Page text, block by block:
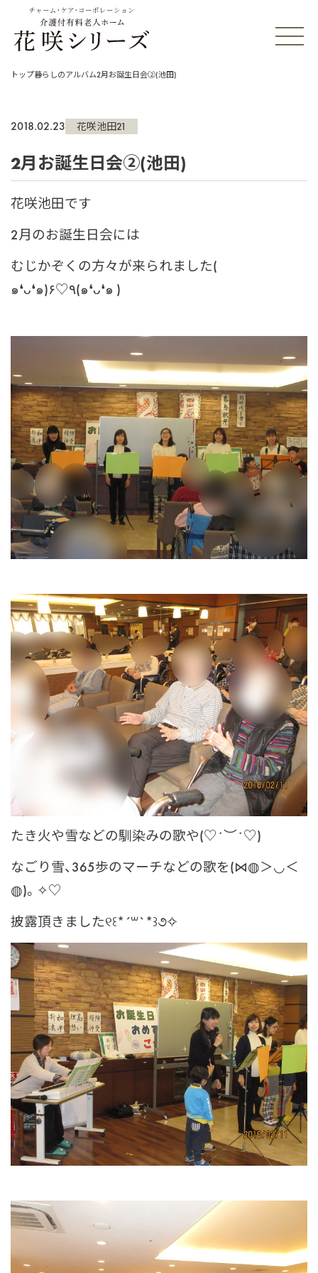
チャーム・ケア・コーポレーション
トップ暮らしのアルバム2月お誕生日会②(池田)
2018.02.23 花咲池田21
2月お誕生日会②(池田)
花咲池田です
2月のお誕生日会には
むじかぞくの方々が来られました(
๑❛ᴗ❛๑)۶♡٩(๑❛ᴗ❛๑ )
たき火や雪などの馴染みの歌や(♡˙︶˙♡)
なごり雪、365歩のマーチなどの歌を(⋈◍＞◡＜
◍)。✧♡
披露頂きました୧꒰*´꒳`*꒱૭✧